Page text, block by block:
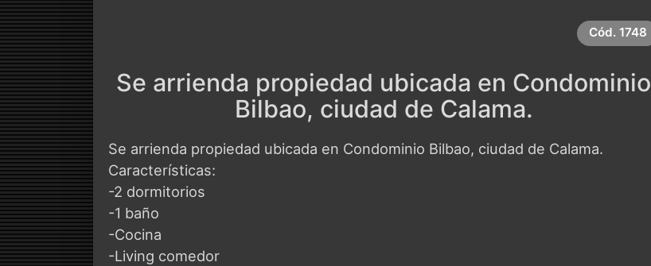
Cód. 1748
Se arrienda propiedad ubicada en Condominio
Bilbao, ciudad de Calama.
Se arrienda propiedad ubicada en Condominio Bilbao, ciudad de Calama.
Características:
-2 dormitorios
-1 baño
-Cocina
-Living comedor